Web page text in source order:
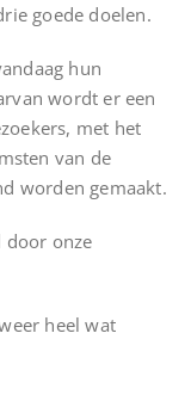
goede doelen.
hun
wordt er een
met het
van de
worden gemaakt.
door onze
heel wat